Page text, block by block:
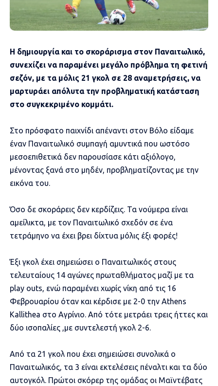
Η δημιουργία και το σκοράρισμα στον Παναιτωλικό,
συνεχίζει να παραμένει μεγάλο πρόβλημα τη φετινή
σεζόν, με τα μόλις 21 γκολ σε 28 αναμετρήσεις, να
μαρτυράει απόλυτα την προβληματική κατάσταση
στο συγκεκριμένο κομμάτι.
Στο πρόσφατο παιχνίδι απέναντι στον Βόλο είδαμε
έναν Παναιτωλικό συμπαγή αμυντικά που ωστόσο
μεσοεπιθετικά δεν παρουσίασε κάτι αξιόλογο,
μένοντας ξανά στο μηδέν, προβληματίζοντας με την
εικόνα του.
Όσο δε σκοράρεις δεν κερδίζεις. Τα νούμερα είναι
αμείλικτα, με τον Παναιτωλικό σχεδόν σε ένα
τετράμηνο να έχει βρει δίχτυα μόλις έξι φορές!
Έξι γκολ έχει σημειώσει ο Παναιτωλικός στους
τελευταίους 14 αγώνες πρωταθλήματος μαζί με τα
play outs, ενώ παραμένει χωρίς νίκη από τις 16
Φεβρουαρίου όταν και κέρδισε με 2-0 την Athens
Kallithea στο Αγρίνιο. Από τότε μετράει τρεις ήττες και
δύο ισοπαλίες ,με συντελεστή γκολ 2-6.
Από τα 21 γκολ που έχει σημειώσει συνολικά ο
Παναιτωλικός, τα 3 είναι εκτελέσεις πέναλτι και τα δύο
αυτογκόλ. Πρώτοι σκόρερ της ομάδας οι Μαϊντέβατς